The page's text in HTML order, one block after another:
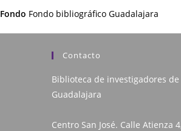
Fondo Fondo bibliográfico Guadalajara
Contacto
Biblioteca de investigadores
Guadalajara
Centro San José. Calle Atienza